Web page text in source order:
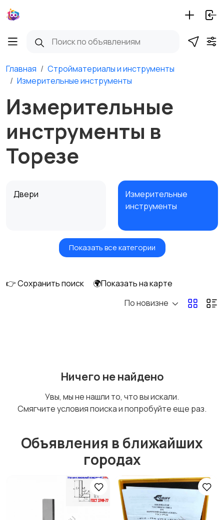
Главная
Стройматериалы и инструменты
Измерительные инструменты
Измерительные
инструменты в
Торезе
Двери
Измерительные
инструменты
Отопление и
Ручные инструменты
водоснабжение
ы
Расходные
материалы и
оснастка
Показать все категории
👉 Сохранить поиск
🌍Показать на карте
По новизне
Ничего не найдено
Увы, мы не нашли то, что вы искали.
Смягчите условия поиска и попробуйте еще раз.
Объявления в ближайших
городах